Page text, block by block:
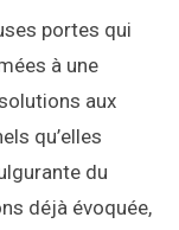
portes qui
à une
aux
qu’elles
du
déjà évoquée,